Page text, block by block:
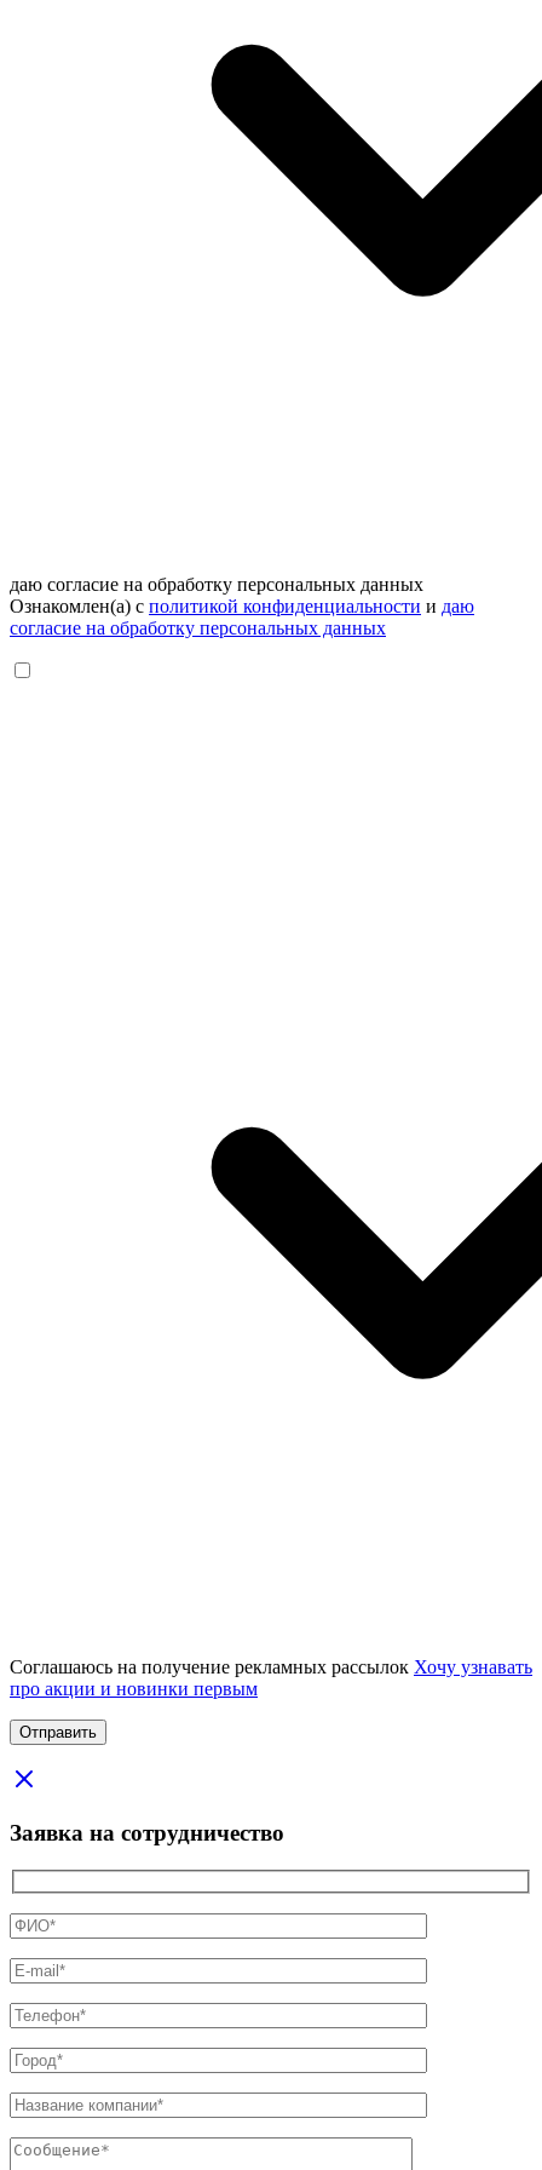
даю согласие на обработку персональных данных
Ознакомлен(а) с политикой конфиденциальности и даю
согласие на обработку персональных данных
Соглашаюсь на получение рекламных рассылок Хочу узнавать
про акции и новинки первым
Заявка на сотрудничество